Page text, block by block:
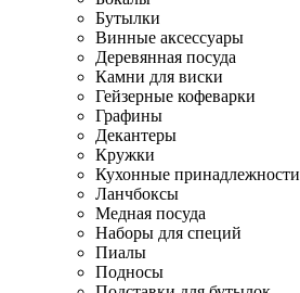
Бутылки
Винные аксессуары
Деревянная посуда
Камни для виски
Гейзерные кофеварки
Графины
Декантеры
Кружки
Кухонные принадлежности
Ланчбоксы
Медная посуда
Наборы для специй
Пиалы
Подносы